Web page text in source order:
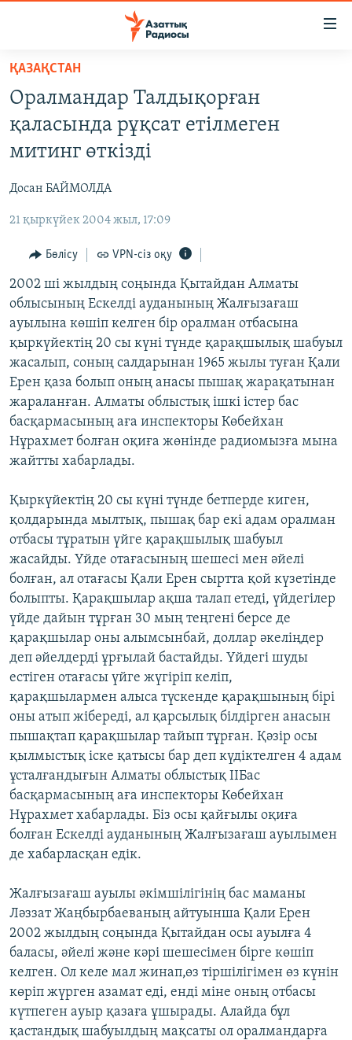
Skip
main
content
to
main
Skip
Search
САЯСАТ
АДАМ ҚҰҚЫҚТАРЫ
ӘЛЕУМЕТ
ӘЛЕМ
АРНАЙЫ ЖОБАЛАР
Русский
ЖАЗЫЛЫҢЫЗ
Басқа тілдерде
ҚАЗАҚСТАН
Оралмандар Талдықорған
қаласында рұқсат етілмеген
митинг өткізді
Досан БАЙМОЛДА
21 қыркүйек 2004 жыл, 17:09
Бөлісу VPN-сіз оқу
2002 ші жылдың соңында Қытайдан Алматы
облысының Ескелді ауданының Жалғызағаш
ауылына көшіп келген бір оралман отбасына
қыркүйектің 20 сы күні түнде қарақшылық шабуыл
жасалып, соның салдарынан 1965 жылы туған Қали
Ерен қаза болып оның анасы пышақ жарақатынан
жараланған. Алматы облыстық ішкі істер бас
басқармасының аға инспекторы Көбейхан
Нұрахмет болған оқиға жөнінде радиомызға мына
жайтты хабарлады.
Қыркүйектің 20 сы күні түнде бетперде киген,
қолдарында мылтық, пышақ бар екі адам оралман
отбасы тұратын үйге қарақшылық шабуыл
жасайды. Үйде отағасының шешесі мен әйелі
болған, ал отағасы Қали Ерен сыртта қой күзетінде
болыпты. Қарақшылар ақша талап етеді, үйдегілер
үйде дайын тұрған 30 мың теңгені берсе де
қарақшылар оны алымсынбай, доллар әкеліңдер
деп әйелдерді ұрғылай бастайды. Үйдегі шуды
естіген отағасы үйге жүгіріп келіп,
қарақшылармен алыса түскенде қарақшының бірі
оны атып жібереді, ал қарсылық білдірген анасын
пышақтап қарақшылар тайып тұрған. Қәзір осы
қылмыстық іске қатысы бар деп күдіктелген 4 адам
ұсталғандығын Алматы облыстық ІІБас
басқармасының аға инспекторы Көбейхан
Нұрахмет хабарлады. Біз осы қайғылы оқиға
болған Ескелді ауданының Жалғызағаш ауылымен
де хабарласқан едік.
Жалғызағаш ауылы әкімшілігінің бас маманы
Ләззат Жаңбырбаеваның айтуынша Қали Ерен
2002 жылдың соңында Қытайдан осы ауылға 4
баласы, әйелі және кәрі шешесімен бірге көшіп
келген. Ол келе мал жинап,өз тіршілігімен өз күнін
көріп жүрген азамат еді, енді міне оның отбасы
күтпеген ауыр қазаға ұшырады. Алайда бұл
қастандық шабуылдың мақсаты ол оралмандарға